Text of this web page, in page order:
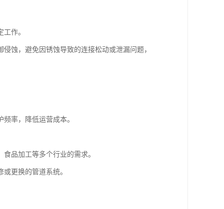
作。
蚀，避免因锈蚀导致的连接松动或泄漏问题，
率，降低运营成本。
品加工等多个行业的需求。
更换的管道系统。